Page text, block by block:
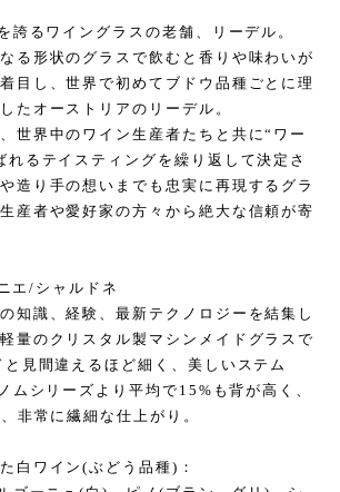
誇るワイングラスの老舗、リーデル。
る形状のグラスで飲むと香りや味わいが
目し、世界で初めてブドウ品種ごとに理
たオーストリアのリーデル。
世界中のワイン生産者たちと共に“ワー
れるテイスティングを繰り返して決定さ
造り手の想いまでも忠実に再現するグラ
産者や愛好家の方々から絶大な信頼が寄
エ/シャルドネ
知識、経験、最新テクノロジーを結集し
量のクリスタル製マシンメイドグラスで
見間違えるほど細く、美しいステム
ムシリーズより平均で15%も背が高く、
非常に繊細な仕上がり。
白ワイン(ぶどう品種)：